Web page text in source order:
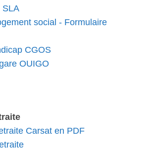
SLA
social - Formulaire
CGOS
OUIGO
Carsat en PDF